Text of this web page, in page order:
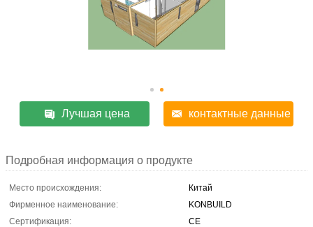
Лучшая цена контактные данные
Подробная информация о продукте
Место происхождения:
Китай
Фирменное наименование:
KONBUILD
Сертификация:
CE